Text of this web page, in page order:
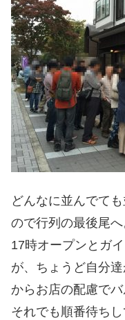
どんなに並んでて
ので行列の最後尾へ
17時オープンとガ
が、ちょうど自分
からお店の配慮でバ
それでも順番待ち